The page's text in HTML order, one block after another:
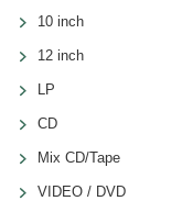
10 inch
12 inch
LP
CD
Mix CD/Tape
VIDEO / DVD